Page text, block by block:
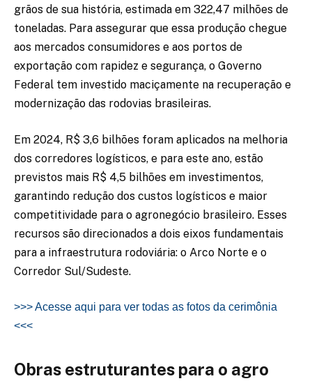
grãos de sua história, estimada em 322,47 milhões de
toneladas. Para assegurar que essa produção chegue
aos mercados consumidores e aos portos de
exportação com rapidez e segurança, o Governo
Federal tem investido maciçamente na recuperação e
modernização das rodovias brasileiras.
Em 2024, R$ 3,6 bilhões foram aplicados na melhoria
dos corredores logísticos, e para este ano, estão
previstos mais R$ 4,5 bilhões em investimentos,
garantindo redução dos custos logísticos e maior
competitividade para o agronegócio brasileiro. Esses
recursos são direcionados a dois eixos fundamentais
para a infraestrutura rodoviária: o Arco Norte e o
Corredor Sul/Sudeste.
>>> Acesse aqui para ver todas as fotos da cerimônia
<<<
Obras estruturantes para o agro